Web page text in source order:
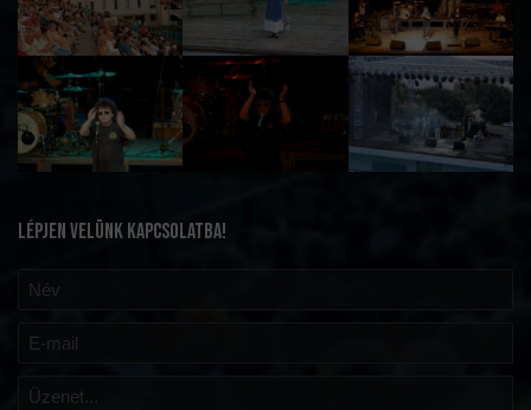
LÉPJEN VELÜNK KAPCSOLATBA!